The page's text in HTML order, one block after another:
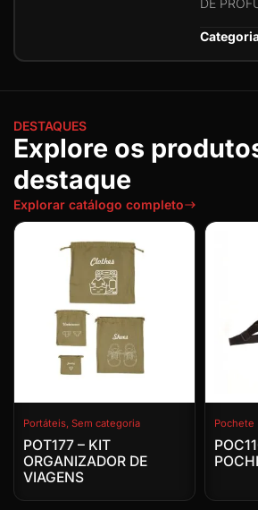
DE
DESTAQUES
Explore os
destaque
Explorar catálogo completo
Portáteis, Sem categoria
POT177 – KIT
ORGANIZADOR DE
VIAGENS
Pochete